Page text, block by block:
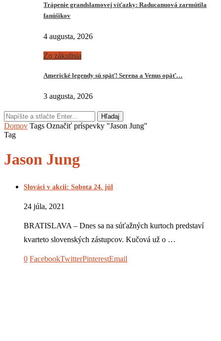
Trápenie grandslamovej víťazky: Raducanuová zarmútila
fanúšikov
4 augusta, 2026
Zo zákulisia
Americké legendy sú späť! Serena a Venus opäť…
3 augusta, 2026
Hľadaj
Domov Tags Označiť príspevky "Jason Jung"
Tag
Jason Jung
Slováci v akcii: Sobota 24. júl
24 júla, 2021
BRATISLAVA – Dnes sa na súťažných kurtoch predstaví
kvarteto slovenských zástupcov. Kučová už o …
0 FacebookTwitterPinterestEmail